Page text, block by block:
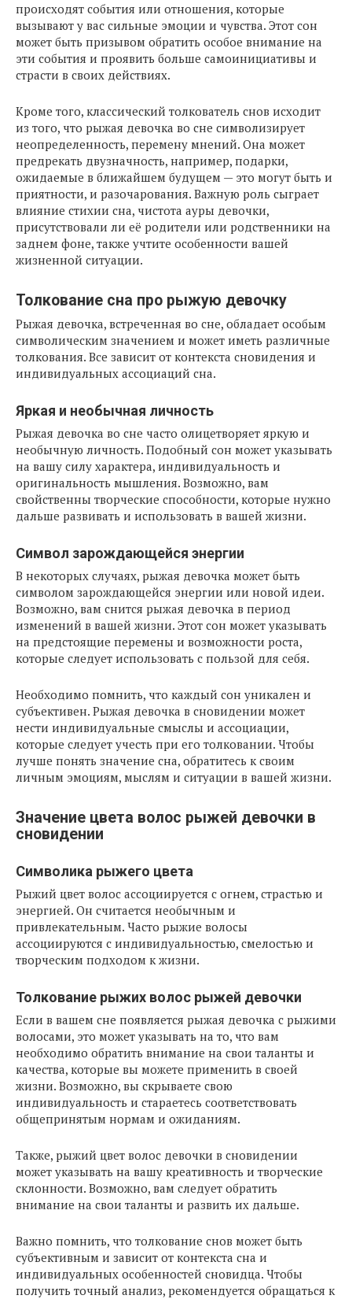
происходят события или отношения, которые
вызывают у вас сильные эмоции и чувства. Этот сон
может быть призывом обратить особое внимание на
эти события и проявить больше самоинициативы и
страсти в своих действиях.
Кроме того, классический толкователь снов исходит
из того, что рыжая девочка во сне символизирует
неопределенность, перемену мнений. Она может
предрекать двузначность, например, подарки,
ожидаемые в ближайшем будущем — это могут быть и
приятности, и разочарования. Важную роль сыграет
влияние стихии сна, чистота ауры девочки,
присутствовали ли её родители или родственники на
заднем фоне, также учтите особенности вашей
жизненной ситуации.
Толкование сна про рыжую девочку
Рыжая девочка, встреченная во сне, обладает особым
символическим значением и может иметь различные
толкования. Все зависит от контекста сновидения и
индивидуальных ассоциаций сна.
Яркая и необычная личность
Рыжая девочка во сне часто олицетворяет яркую и
необычную личность. Подобный сон может указывать
на вашу силу характера, индивидуальность и
оригинальность мышления. Возможно, вам
свойственны творческие способности, которые нужно
дальше развивать и использовать в вашей жизни.
Символ зарождающейся энергии
В некоторых случаях, рыжая девочка может быть
символом зарождающейся энергии или новой идеи.
Возможно, вам снится рыжая девочка в период
изменений в вашей жизни. Этот сон может указывать
на предстоящие перемены и возможности роста,
которые следует использовать с пользой для себя.
Необходимо помнить, что каждый сон уникален и
субъективен. Рыжая девочка в сновидении может
нести индивидуальные смыслы и ассоциации,
которые следует учесть при его толковании. Чтобы
лучше понять значение сна, обратитесь к своим
личным эмоциям, мыслям и ситуации в вашей жизни.
Значение цвета волос рыжей девочки в
сновидении
Символика рыжего цвета
Рыжий цвет волос ассоциируется с огнем, страстью и
энергией. Он считается необычным и
привлекательным. Часто рыжие волосы
ассоциируются с индивидуальностью, смелостью и
творческим подходом к жизни.
Толкование рыжих волос рыжей девочки
Если в вашем сне появляется рыжая девочка с рыжими
волосами, это может указывать на то, что вам
необходимо обратить внимание на свои таланты и
качества, которые вы можете применить в своей
жизни. Возможно, вы скрываете свою
индивидуальность и стараетесь соответствовать
общепринятым нормам и ожиданиям.
Также, рыжий цвет волос девочки в сновидении
может указывать на вашу креативность и творческие
склонности. Возможно, вам следует обратить
внимание на свои таланты и развить их дальше.
Важно помнить, что толкование снов может быть
субъективным и зависит от контекста сна и
индивидуальных особенностей сновидца. Чтобы
получить точный анализ, рекомендуется обращаться к